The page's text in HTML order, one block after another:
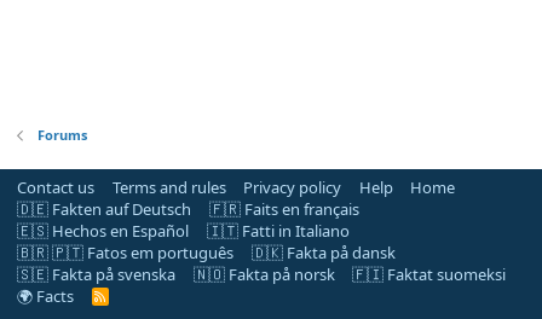
Forums
Contact us Terms and rules Privacy policy Help
Home
🇩🇪 Fakten auf Deutsch
🇫🇷 Faits en français
🇪🇸 Hechos en Español
🇮🇹 Fatti in Italiano
🇧🇷 🇵🇹 Fatos em português
🇩🇰 Fakta på dansk
🇸🇪 Fakta på svenska
🇳🇴 Fakta på norsk
🇫🇮 Faktat suomeksi
🌍 Facts
R